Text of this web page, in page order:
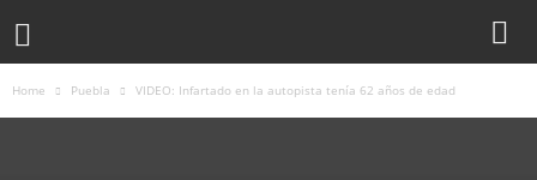
Home Puebla VIDEO: Infartado en la autopista tenía 62 años de edad